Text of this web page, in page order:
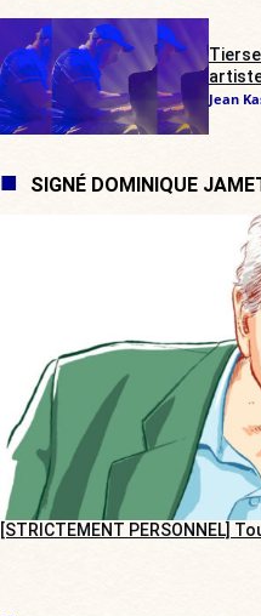
Jean
SIGNÉ DOMINIQUE
[STRICTEMENT PERSONNEL]